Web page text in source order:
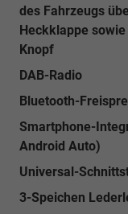
des Fahrzeugs
Heckklappe
Knopf
DAB-Radio
Bluetooth-
Smartphone-
Android Auto)
Universal-
3-Speichen